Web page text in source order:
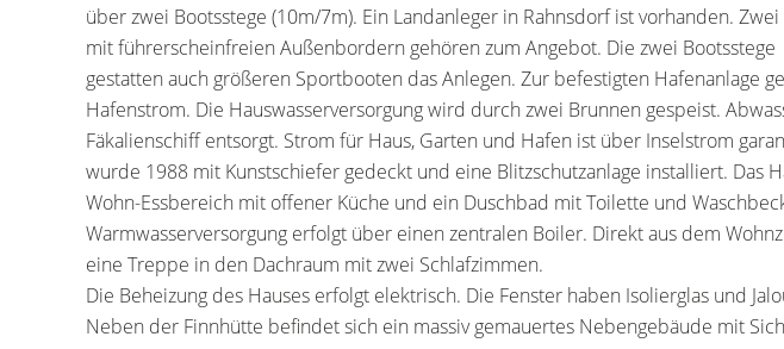
über zwei Bootsstege (10m/7m). Ein Landanleger in Rahnsdorf ist vorhanden.
mit führerscheinfreien Außenbordern gehören zum Angebot. Die zwei Bootsstege
gestatten auch größeren Sportbooten das Anlegen. Zur befestigten Hafenanlage
Hafenstrom. Die Hauswasserversorgung wird durch zwei Brunnen gespeist.
Fäkalienschiff entsorgt. Strom für Haus, Garten und Hafen ist über Inselstrom
wurde 1988 mit Kunstschiefer gedeckt und eine Blitzschutzanlage installiert. Das
Wohn-Essbereich mit offener Küche und ein Duschbad mit Toilette und
Warmwasserversorgung erfolgt über einen zentralen Boiler. Direkt aus dem
eine Treppe in den Dachraum mit zwei Schlafzimmen.
Die Beheizung des Hauses erfolgt elektrisch. Die Fenster haben Isolierglas und
Neben der Finnhütte befindet sich ein massiv gemauertes Nebengebäude mit